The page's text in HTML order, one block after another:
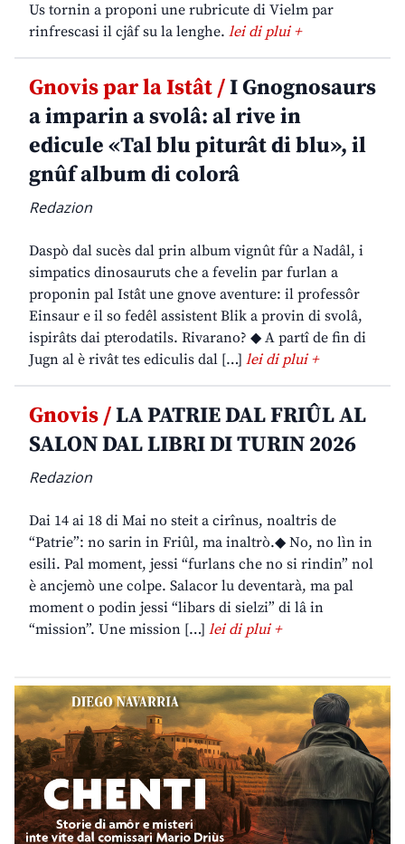
Us tornin a proponi une rubricute di Vielm par
rinfrescasi il cjâf su la lenghe. lei di plui +
Gnovis par la Istât /I Gnognosaurs
a imparin a svolâ: al rive in
edicule «Tal blu piturât di blu», il
gnûf album di colorâ
Redazion
Daspò dal sucès dal prin album vignût fûr a Nadâl, i
simpatics dinosauruts che a fevelin par furlan a
proponin pal Istât une gnove aventure: il professôr
Einsaur e il so fedêl assistent Blik a provin di svolâ,
ispirâts dai pterodatils. Rivarano? ◆ A partî de fin di
Jugn al è rivât tes ediculis dal […] lei di plui +
Gnovis /LA PATRIE DAL FRIÛL AL
SALON DAL LIBRI DI TURIN 2026
Redazion
Dai 14 ai 18 di Mai no steit a cirînus, noaltris de
“Patrie”: no sarin in Friûl, ma inaltrò.◆ No, no lìn in
esili. Pal moment, jessi “furlans che no si rindin” nol
è ancjemò une colpe. Salacor lu deventarà, ma pal
moment o podin jessi “libars di sielzi” di lâ in
“mission”. Une mission […] lei di plui +